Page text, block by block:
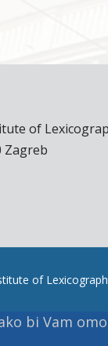
of
Zagreb
of
bi Vam